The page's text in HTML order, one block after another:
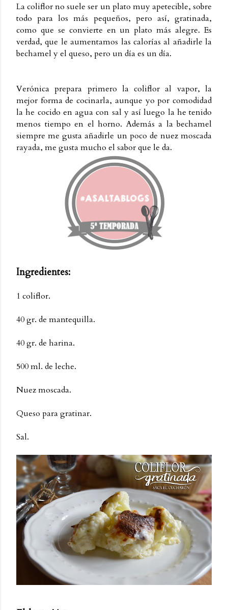
La coliflor no suele ser un plato muy apetecible, sobre
todo para los más pequeños, pero así, gratinada,
como que se convierte en un plato más alegre. Es
verdad, que le aumentamos las calorías al añadirle la
bechamel y el queso, pero un día es un día.
Verónica prepara primero la coliflor al vapor, la
mejor forma de cocinarla, aunque yo por comodidad
la he cocido en agua con sal y así luego la he tenido
menos tiempo en el horno. Además a la bechamel
siempre me gusta añadirle un poco de nuez moscada
rayada, me gusta mucho el sabor que le da.
Ingredientes:
1 coliflor.
40 gr. de mantequilla.
40 gr. de harina.
500 ml. de leche.
Nuez moscada.
Queso para gratinar.
Sal.